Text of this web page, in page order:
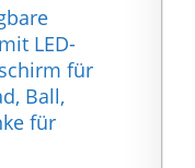
(±1 PSI).
Sie
an die
leicht.
x 45,3
LED-
für
Ball,
für